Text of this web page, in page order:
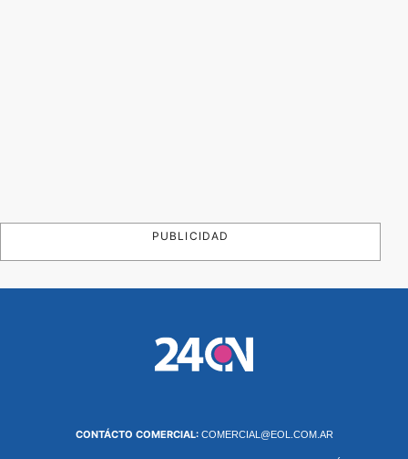
PUBLICIDAD
CONTÁCTO COMERCIAL: COMERCIAL@EOL.COM.AR